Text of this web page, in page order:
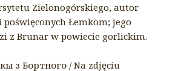
Zielonogórskiego, autor
Łemkom; jego
z Brunar w powiecie gorlickim.
з Бортного / Na zdjęciu